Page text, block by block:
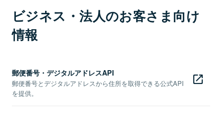
ビジネス・法人のお客さま向け
情報
郵便番号・デジタルアドレスAPI
郵便番号とデジタルアドレスから住所を取得できる公式API
を提供。